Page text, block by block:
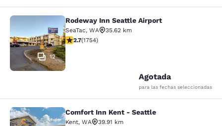
Rodeway Inn Seattle Airport
12
Rodeway Inn Seattle Airport
SeaTac, WA
35.62 km
Calificación de 2.68 estrellas. Razonable. 1754
2.7(1754)
Agotada
para las fechas seleccionadas
Comfort Inn Kent - Seattle
Comfort Inn Kent - Seattle
Kent, WA
39.91 km